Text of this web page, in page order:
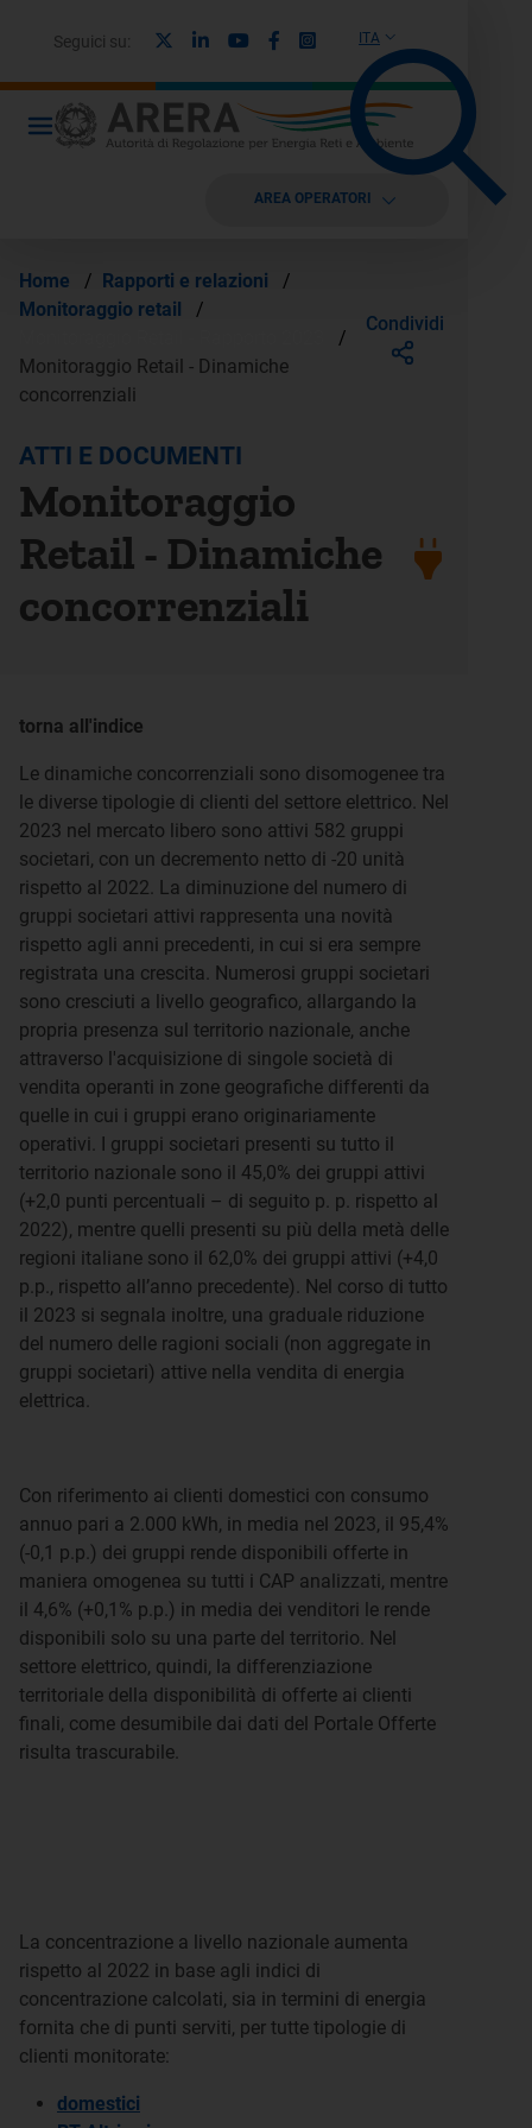
ITA
Seguici su: LinkedinYoutubeFacebook
Instagram
AREA OPERATORI
Home / Rapporti e relazioni
/
Monitoraggio retail
/
/
Monitoraggio Retail - Dinamiche
concorrenziali
Condividi
ATTI E DOCUMENTI
Monitoraggio
Retail - Dinamiche
concorrenziali
torna all'indice
Le dinamiche concorrenziali sono disomogenee tra
le diverse tipologie di clienti del settore elettrico. Nel
2023 nel mercato libero sono attivi 582 gruppi
societari, con un decremento netto di -20 unità
rispetto al 2022. La diminuzione del numero di
gruppi societari attivi rappresenta una novità
rispetto agli anni precedenti, in cui si era sempre
registrata una crescita. Numerosi gruppi societari
sono cresciuti a livello geografico, allargando la
propria presenza sul territorio nazionale, anche
attraverso l'acquisizione di singole società di
vendita operanti in zone geografiche differenti da
quelle in cui i gruppi erano originariamente
operativi. I gruppi societari presenti su tutto il
territorio nazionale sono il 45,0% dei gruppi attivi
(+2,0 punti percentuali – di seguito p. p. rispetto al
2022), mentre quelli presenti su più della metà delle
regioni italiane sono il 62,0% dei gruppi attivi (+4,0
p.p., rispetto all’anno precedente). Nel corso di tutto
il 2023 si segnala inoltre, una graduale riduzione
del numero delle ragioni sociali (non aggregate in
gruppi societari) attive nella vendita di energia
elettrica.
Con riferimento ai clienti domestici con consumo
annuo pari a 2.000 kWh, in media nel 2023, il 95,4%
(-0,1 p.p.) dei gruppi rende disponibili offerte in
maniera omogenea su tutti i CAP analizzati, mentre
il 4,6% (+0,1% p.p.) in media dei venditori le rende
disponibili solo su una parte del territorio. Nel
settore elettrico, quindi, la differenziazione
territoriale della disponibilità di offerte ai clienti
finali, come desumibile dai dati del Portale Offerte
risulta trascurabile.
La concentrazione a livello nazionale aumenta
rispetto al 2022 in base agli indici di
concentrazione calcolati, sia in termini di energia
fornita che di punti serviti, per tutte tipologie di
clienti monitorate:
domestici